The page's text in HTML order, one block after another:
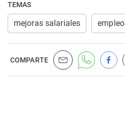
TEMAS
mejoras salariales empleo
COMPARTE